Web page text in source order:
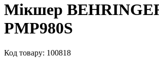
Мікшер
PMP980S
Код товару: 100818